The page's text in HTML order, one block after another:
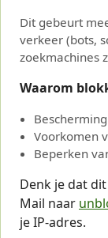
Dit gebeurt
verkeer (bots,
zoekmachines
Waarom
Voorkomen
Beperken
Denk je dat
Mail naar
je IP-adres.